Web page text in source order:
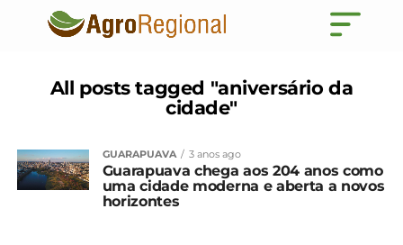
All posts tagged "aniversário da
cidade"
GUARAPUAVA 3 anos ago
Guarapuava chega aos 204 anos como
uma cidade moderna e aberta a novos
horizontes